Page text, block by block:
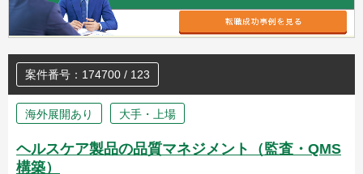
案件番号：174700 / 123
海外展開あり 大手・上場
ヘルスケア製品の品質マネジメント（監査・QMS
構築）